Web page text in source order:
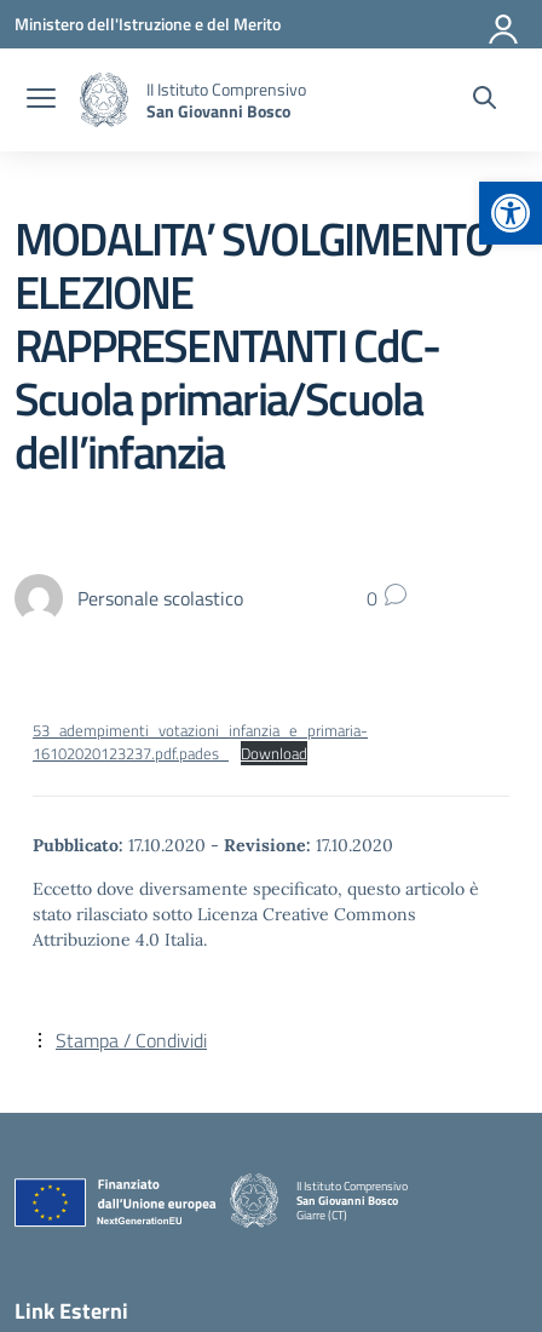
Vai ai contenuti
Vai al menu di navigazione
Vai al footer
Ministero dell'Istruzione e del Merito
II Istituto Comprensivo
San Giovanni Bosco
MODALITA’ SVOLGIMENTO
ELEZIONE
RAPPRESENTANTI CdC-
Scuola primaria/Scuola
dell’infanzia
Personale scolastico 0
53_adempimenti_votazioni_infanzia_e_primaria-
16102020123237.pdf.pades_
Download
Pubblicato: 17.10.2020 - Revisione: 17.10.2020
Eccetto dove diversamente specificato, questo articolo è
stato rilasciato sotto Licenza Creative Commons
Attribuzione 4.0 Italia.
Stampa / Condividi
II Istituto Comprensivo
San Giovanni Bosco
Giarre (CT)
Link Esterni